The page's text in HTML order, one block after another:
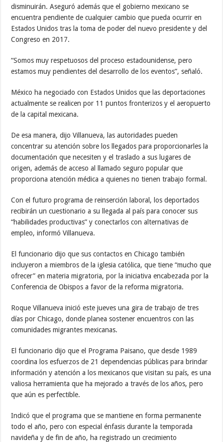
disminuirán. Aseguró además que el gobierno mexicano se
encuentra pendiente de cualquier cambio que pueda ocurrir en
Estados Unidos tras la toma de poder del nuevo presidente y del
Congreso en 2017.
“Somos muy respetuosos del proceso estadounidense, pero
estamos muy pendientes del desarrollo de los eventos”, señaló.
México ha negociado con Estados Unidos que las deportaciones
actualmente se realicen por 11 puntos fronterizos y el aeropuerto
de la capital mexicana.
De esa manera, dijo Villanueva, las autoridades pueden
concentrar su atención sobre los llegados para proporcionarles la
documentación que necesiten y el traslado a sus lugares de
origen, además de acceso al llamado seguro popular que
proporciona atención médica a quienes no tienen trabajo formal.
Con el futuro programa de reinserción laboral, los deportados
recibirán un cuestionario a su llegada al país para conocer sus
“habilidades productivas” y conectarlos con alternativas de
empleo, informó Villanueva.
El funcionario dijo que sus contactos en Chicago también
incluyeron a miembros de la iglesia católica, que tiene “mucho que
ofrecer” en materia migratoria, por la iniciativa encabezada por la
Conferencia de Obispos a favor de la reforma migratoria.
Roque Villanueva inició este jueves una gira de trabajo de tres
días por Chicago, donde planea sostener encuentros con las
comunidades migrantes mexicanas.
El funcionario dijo que el Programa Paisano, que desde 1989
coordina los esfuerzos de 21 dependencias públicas para brindar
información y atención a los mexicanos que visitan su país, es una
valiosa herramienta que ha mejorado a través de los años, pero
que aún es perfectible.
Indicó que el programa que se mantiene en forma permanente
todo el año, pero con especial énfasis durante la temporada
navideña y de fin de año, ha registrado un crecimiento